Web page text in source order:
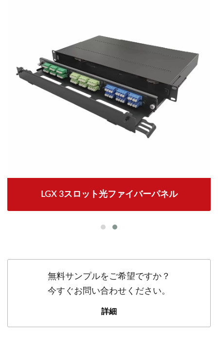
LGX 3スロット光ファイバーパネル
無料サンプルをご希望ですか？
今すぐお問い合わせください。
詳細